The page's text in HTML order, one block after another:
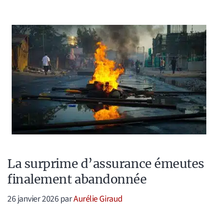
La surprime d’assurance émeutes
finalement abandonnée
26 janvier 2026parAurélie Giraud